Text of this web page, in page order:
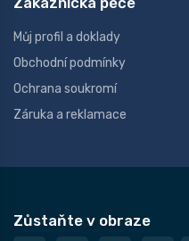
Můj profil a doklady
Obchodní podmínky
Ochrana soukromí
Záruka a reklamace
Zůstaňte v obraze